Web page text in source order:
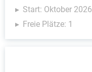
Start: Oktober 2026
Freie Plätze: 1